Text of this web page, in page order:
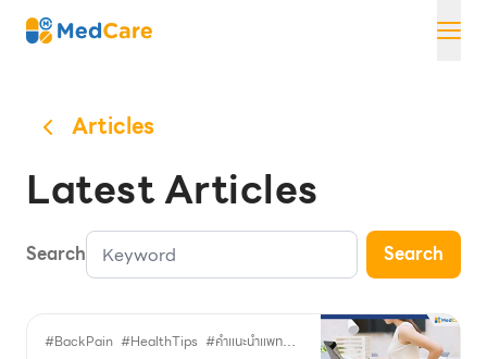
Skip
MedCare
Articles
Latest Articles
Search Search
#BackPain #HealthTips #คำแนะนำแพทย์ #ดูแลอาการปวดหลัง #ปวดหลัง